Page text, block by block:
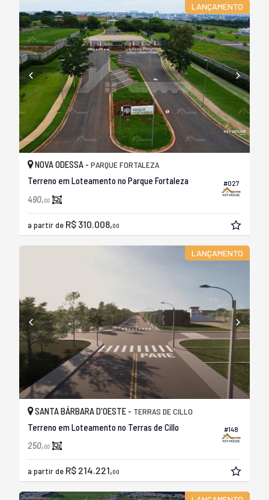
LANÇAMENTO
#027
NOVA ODESSA - PARQUE FORTALEZA
Terreno em Loteamento no Parque Fortaleza
490,00
a partir de R$ 310.008,00
LANÇAMENTO
#148
SANTA BÁRBARA D'OESTE - TERRAS DE CILLO
Terreno em Loteamento no Terras de Cillo
250,00
a partir de R$ 214.221,00